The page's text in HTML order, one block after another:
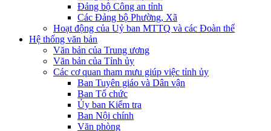
Đảng bộ Công an tỉnh
Các Đảng bộ Phường, Xã
Hoạt động của Uỷ ban MTTQ và các Đoàn thể
Hệ thống văn bản
Văn bản của Trung ương
Văn bản của Tỉnh ủy
Các cơ quan tham mưu giúp việc tỉnh ủy
Ban Tuyên giáo và Dân vận
Ban Tổ chức
Ủy ban Kiểm tra
Ban Nội chính
Văn phòng